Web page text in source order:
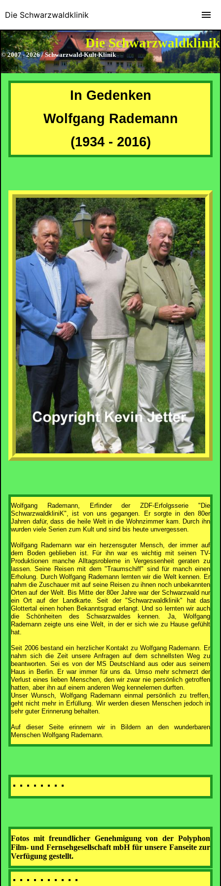
Die Schwarzwaldklinik
© 2007 - 2026 / Schwarzwald-Kult-Klinik
In Gedenken
Wolfgang Rademann
(1934 - 2016)
Wolfgang Rademann, Erfinder der ZDF-Erfolgsserie "Die
SchwarzwaldkliniK", ist von uns gegangen. Er sorgte in den 80er
Jahren dafür, dass die heile Welt in die Wohnzimmer kam. Durch ihn
wurden viele Serien zum Kult und sind bis heute unvergessen.
Wolfgang Rademann war ein herzensguter Mensch, der immer auf
dem Boden geblieben ist. Für ihn war es wichtig mit seinen TV-
Produktionen manche Alltagsrobleme in Vergessenheit geraten zu
lassen. Seine Reisen mit dem "Traumschiff" sind für manch einen
Erholung. Durch Wolfgang Rademann lernten wir die Welt kennen. Er
nahm die Zuschauer mit auf seine Reisen zu ihnen noch unbekannten
Orten auf der Welt. Bis Mitte der 80er Jahre war der Schwarzwald nur
ein Ort auf der Landkarte. Seit der "Schwarzwaldklinik" hat das
Glottertal einen hohen Bekanntsgrad erlangt. Und so lernten wir auch
die Schönheiten des Schwarzwaldes kennen. Ja, Wolfgang
Rademann zeigte uns eine Welt, in der er sich wie zu Hause gefühlt
hat.
Seit 2006 bestand ein herzlicher Kontakt zu Wolfgang Rademann. Er
nahm sich die Zeit unsere Anfragen auf dem schnellsten Weg zu
beantworten. Sei es von der MS Deutschland aus oder aus seinem
Haus in Berlin. Er war immer für uns da. Umso mehr schmerzt der
Verlust eines lieben Menschen, den wir zwar nie persönlich getroffen
hatten, aber ihn auf einem anderen Weg kennelernen durften.
Unser Wunsch, Wolfgang Rademann einmal persönlich zu treffen,
geht nicht mehr in Erfüllung. Wir werden diesen Menschen jedoch in
sehr guter Erinnerung behalten.
Auf dieser Seite erinnern wir in Bildern an den wunderbaren
Menschen Wolfgang Rademann.
Fotos mit freundlicher Genehmigung von der Polyphon
Film- und Fernsehgesellschaft mbH für unsere Fanseite zur
Verfügung gestellt.
Die Schwarzwaldklinik